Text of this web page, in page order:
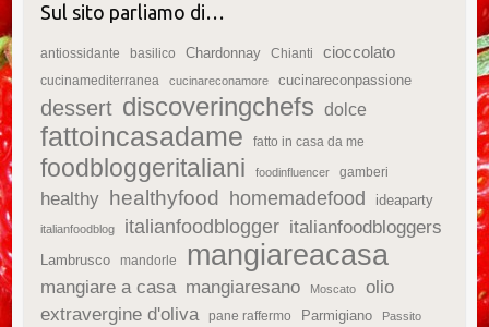
Sul sito parliamo di…
antiossidante basilico Chardonnay Chianti cioccolato
cucinamediterranea cucinareconamore cucinareconpassione
dessert discoveringchefs dolce
fattoincasadame fatto in casa da me
foodbloggeritaliani foodinfluencer gamberi
healthy healthyfood homemadefood ideaparty
italianfoodblog italianfoodblogger italianfoodbloggers
Lambrusco mandorle mangiareacasa
mangiare a casa mangiaresano Moscato
olio
extravergine d'oliva
pane raffermo Parmigiano Passito